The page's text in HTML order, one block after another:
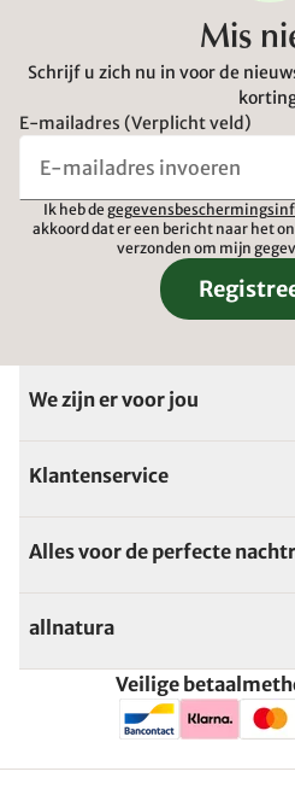
Mis
Schrijf u zich nu in voor de
E-mailadres (Verplicht veld)
Ik heb de
akkoord dat er een bericht naar het
verzonden om mijn
We zijn er voor jou
Klantenservice
Alles voor de perfecte
allnatura
Veilige